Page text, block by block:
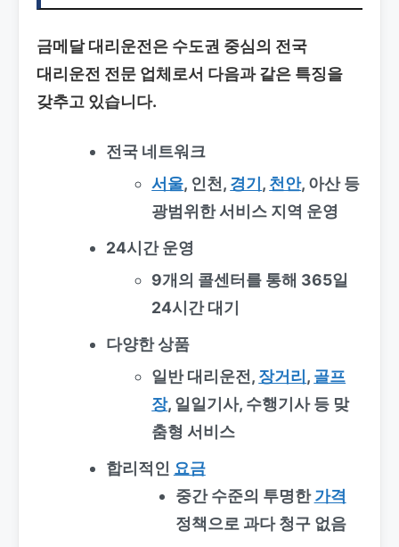
금메달 대리운전은 수도권 중심의 전국
대리운전 전문 업체로서 다음과 같은 특징을
갖추고 있습니다.
전국 네트워크
서울, 인천, 경기, 천안, 아산 등
광범위한 서비스 지역 운영
24시간 운영
9개의 콜센터를 통해 365일
24시간 대기
다양한 상품
일반 대리운전, 장거리, 골프
장, 일일기사, 수행기사 등 맞
춤형 서비스
합리적인 요금
중간 수준의 투명한가격
정책으로 과다 청구 없음